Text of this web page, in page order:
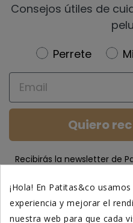
Consejos útiles de
Newsletter
Perrete
Email
Quiero
Recibirás la newsletter de
momento (ver
¡Hola! En Patitas&co
experiencia y mejorar el
nuestra web para que cada